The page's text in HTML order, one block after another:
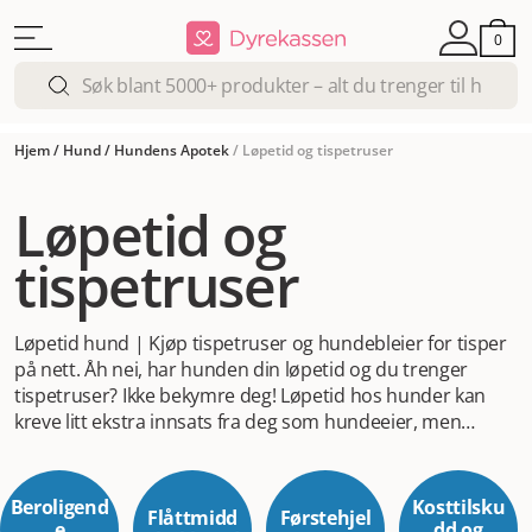
0
Hjem/ Hund/ Hundens Apotek/ Løpetid og tispetruser
Løpetid og
tispetruser
Løpetid hund | Kjøp tispetruser og hundebleier for tisper
på nett.Åh nei, har hunden din løpetid og du trenger
tispetruser? Ikke bekymre deg! Løpetid hos hunder kan
kreve litt ekstra innsats fra deg som hundeeier, men
denne perioden. Hos enkelte hunder merker man ikke at
de er i løpetid før man ser blodflekker og blødninger.
Atferdsforandringer kan også skje både før og under
Beroligend
Flåttmidd
Førstehjel
Kosttilsku